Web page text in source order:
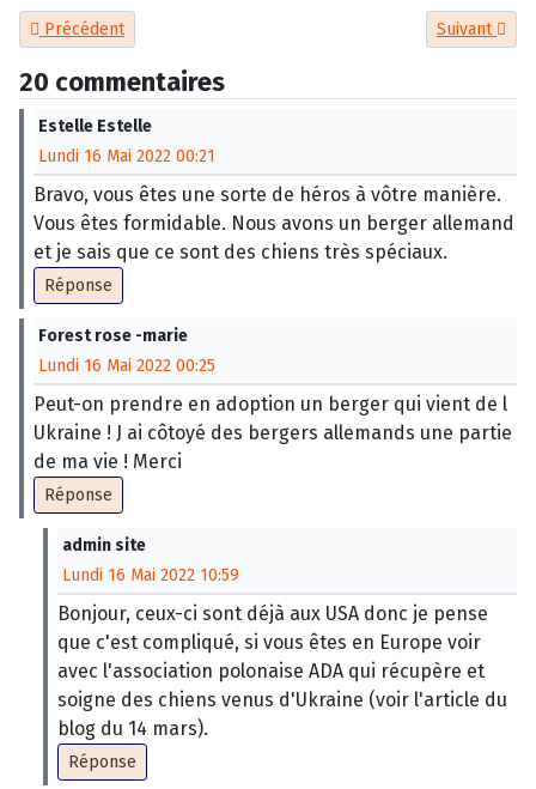
Article précédent : Les cendres de son chien dispersées dans
Précédent Article
Suivant
20 commentaires
Estelle Estelle
Lundi 16 Mai 2022 00:21
Bravo, vous êtes une sorte de héros à vôtre manière.
Vous êtes formidable. Nous avons un berger allemand
et je sais que ce sont des chiens très spéciaux.
Réponse
Forest rose -marie
Lundi 16 Mai 2022 00:25
Peut-on prendre en adoption un berger qui vient de l
Ukraine ! J ai côtoyé des bergers allemands une partie
de ma vie ! Merci
Réponse
admin site
Lundi 16 Mai 2022 10:59
Bonjour, ceux-ci sont déjà aux USA donc je pense
que c'est compliqué, si vous êtes en Europe voir
avec l'association polonaise ADA qui récupère et
soigne des chiens venus d'Ukraine (voir l'article du
blog du 14 mars).
Réponse